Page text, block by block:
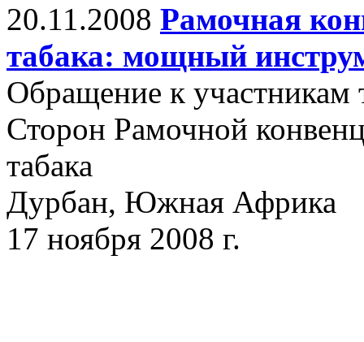
20.11.2008 Рамочная
табака: мощный
Обращение к участникам
Сторон Рамочной
табака
Дурбан, Южная Африка
17 ноября 2008 г.